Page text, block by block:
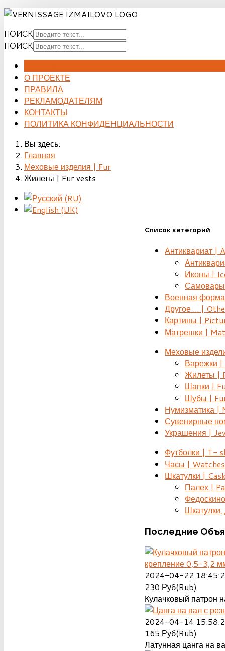
ПОИСК
ПОИСК
О ПРОЕКТЕ
ПРАВИЛА
РЕКЛАМОДАТЕЛЯМ
КОНТАКТЫ
ПОЛИТИКА КОНФИДЕНЦИАЛЬНОСТИ
Вы здесь:
Главная
Меховые изделия | Fur
Жилеты | Fur vests
Список категорий
Антиквариат |
Иконы |
Военная
Другое ... |
Картины |
Матрешки |
Меховые
Варежки
Жилеты |
Шапки |
Шубы |
Нумизматика |
Сувенирные
Украшения |
Футболки | T-
Часы | Watches
Шкатулки |
Палех |
Последние
крепление 0,5-3,2
2024-04-22
230 Руб(Rub)
Кулачковый патрон
2024-04-14
165 Руб(Rub)
Латунная цанга на